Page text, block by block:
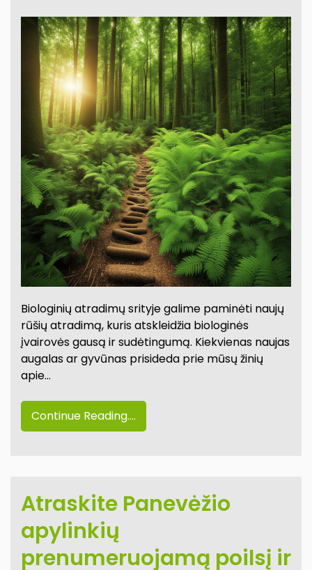
Biologinių atradimų srityje galime paminėti naujų
rūšių atradimą, kuris atskleidžia biologinės
įvairovės gausą ir sudėtingumą. Kiekvienas naujas
augalas ar gyvūnas prisideda prie mūsų žinių
apie…
Continue Reading....
Atraskite Panevėžio
apylinkių
prenumeruojamą poilsį ir